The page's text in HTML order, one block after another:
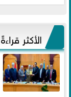
الأكثر قراءةً